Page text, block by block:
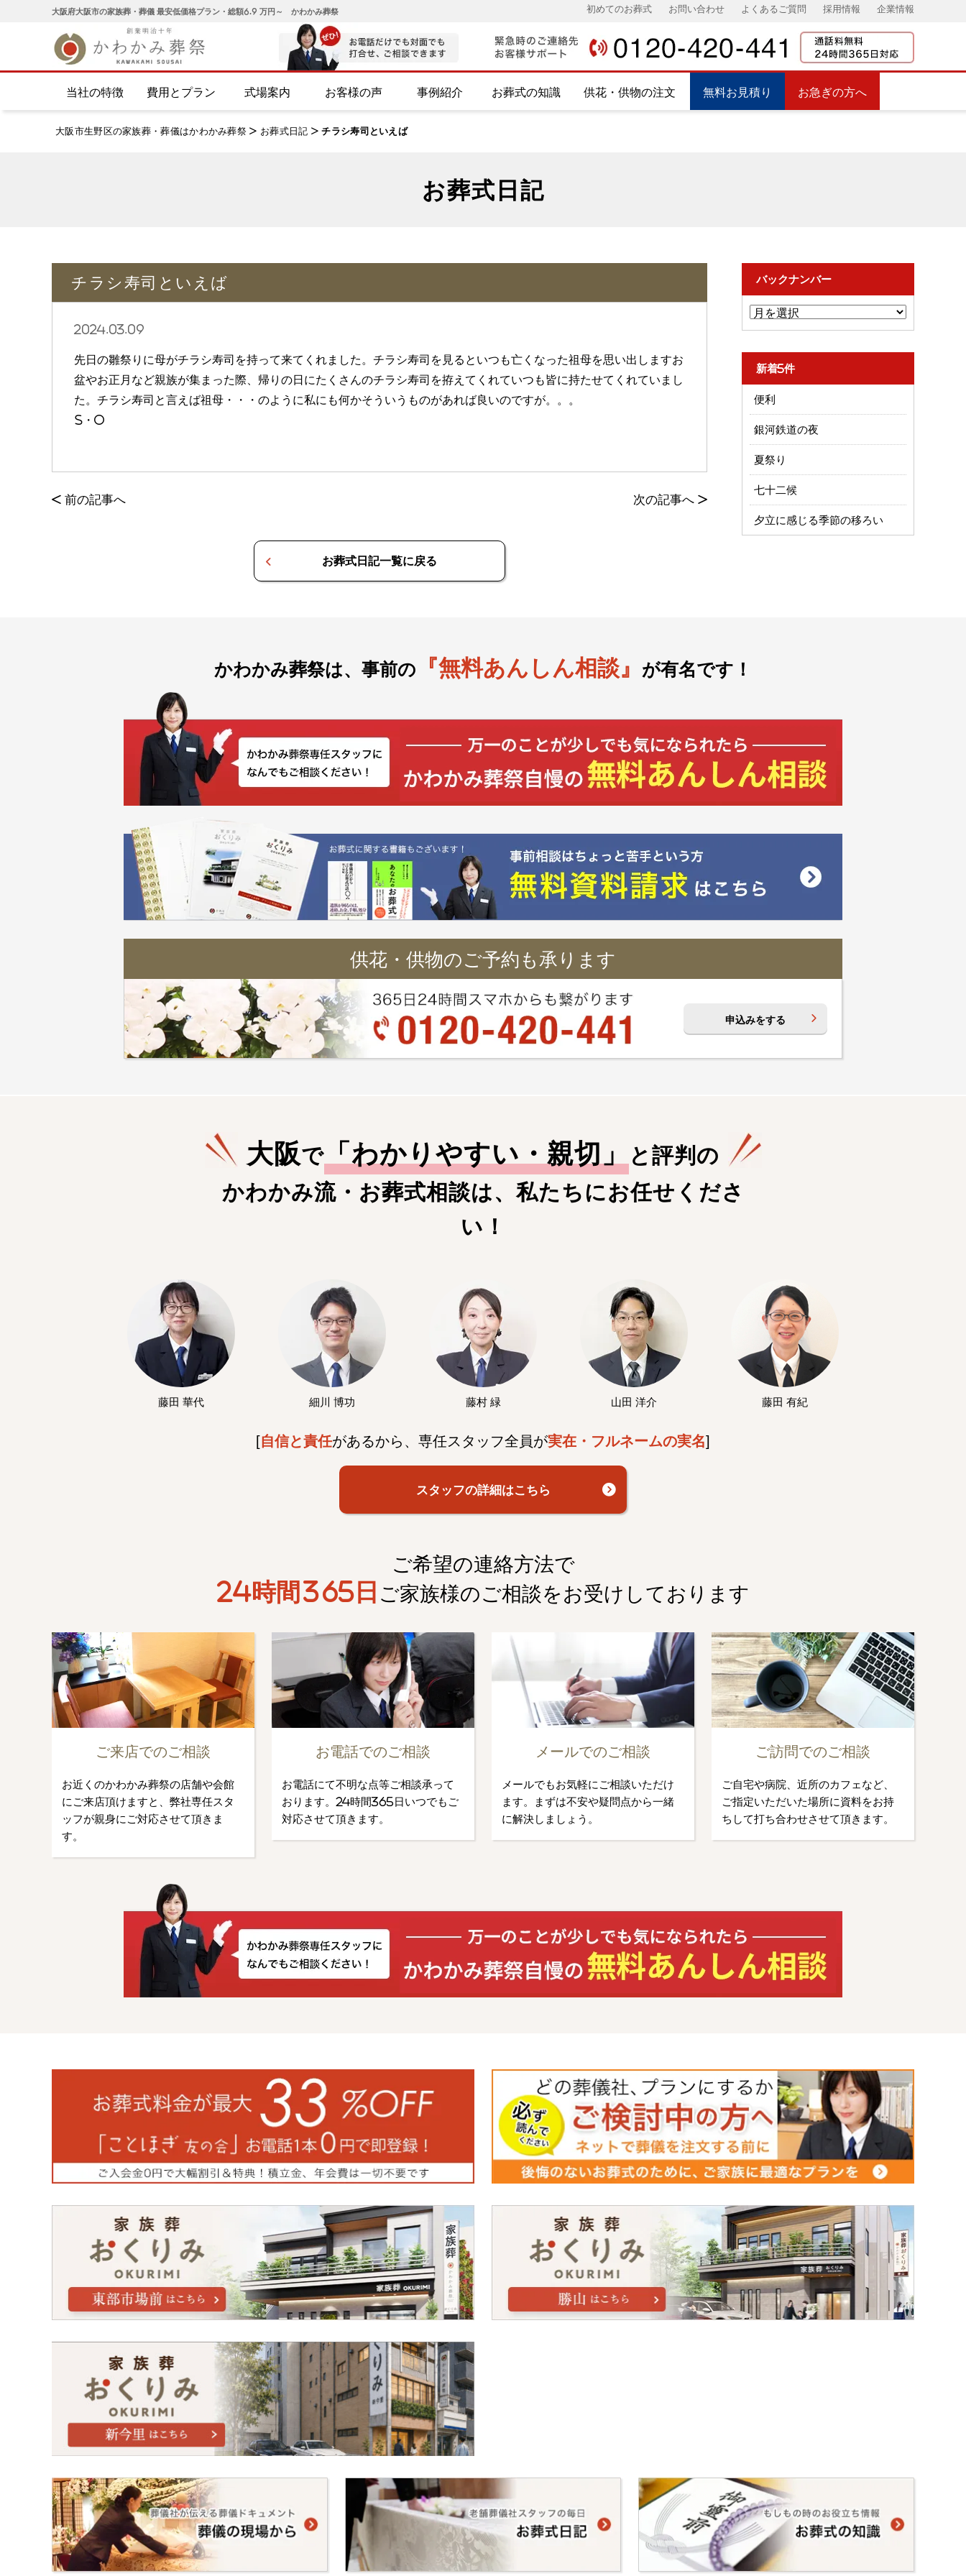
大阪府大阪市の家族葬・葬儀 最安低価格プラン・総額6.9 万円～ かわかみ葬祭 初めてのお葬式 お問い合わせ よくあるご質問 採用情報 企業情報
当社の特徴 費用とプラン 式場案内 お客様の声 事例紹介 お葬式の知識 供花・供物の注文 無料お見積り お急ぎの方へ
大阪市生野区の家族葬・葬儀はかわかみ葬祭 > お葬式日記 >チラシ寿司といえば
お葬式日記
チラシ寿司といえば
2024.03.09
先日の雛祭りに母がチラシ寿司を持って来てくれました。チラシ寿司を見るといつも亡くなった祖母を思い出しますお
盆やお正月など親族が集まった際、帰りの日にたくさんのチラシ寿司を拵えてくれていつも皆に持たせてくれていまし
た。チラシ寿司と言えば祖母・・・のように私にも何かそういうものがあれば良いのですが。。。
S・O
< 前の記事へ 次の記事へ >
お葬式日記一覧に戻る
バックナンバー
新着5件
便利
銀河鉄道の夜
夏祭り
七十二候
夕立に感じる季節の移ろい
かわかみ葬祭は、事前の 『無料あんしん相談』 が有名です！
供花・供物のご予約も承ります
申込みをする
大阪 で 「 わかりやすい・親切 」
と評判の
かわかみ流・お葬式相談は、私たちにお任せくださ
い！
藤田 華代 細川 博功 藤村 緑 山田 洋介 藤田 有紀
[自信と責任があるから、専任スタッフ全員が実在・フルネームの実名]
スタッフの詳細はこちら
ご希望の連絡方法で
24時間365日 ご家族様のご相談を お受けしております
ご来店でのご相談
お近くのかわかみ葬祭の店舗や会館
にご来店頂けますと、弊社専任スタ
ッフが親身にご対応させて頂きま
す。
お電話でのご相談
お電話にて不明な点等ご相談承って
おります。24時間365日いつでもご
対応させて頂きます。
メールでのご相談
メールでもお気軽にご相談いただけ
ます。まずは不安や疑問点から一緒
に解決しましょう。
ご訪問でのご相談
ご自宅や病院、近所のカフェなど、
ご指定いただいた場所に資料をお持
ちして打ち合わせさせて頂きます。